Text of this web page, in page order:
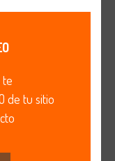
te
de tu sitio